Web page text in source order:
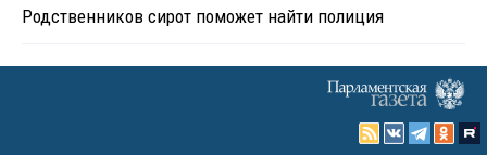
Родственников сирот поможет найти полиция